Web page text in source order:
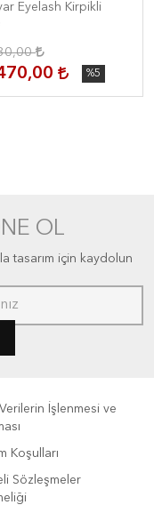
Eyelash Kirpikli
%5
OL
tasarım için kaydolun
İşlenmesi ve
Koşulları
Sözleşmeler